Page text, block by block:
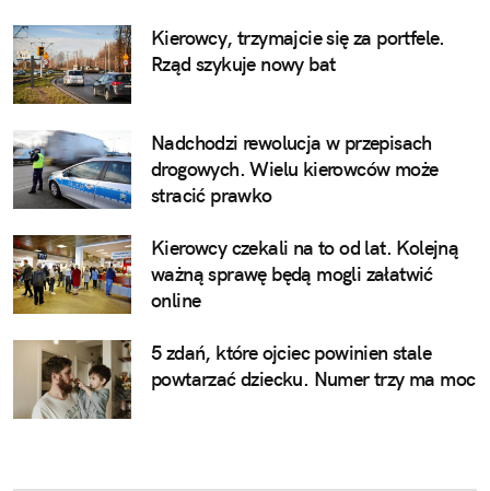
Kierowcy, trzymajcie się za portfele.
Rząd szykuje nowy bat
Nadchodzi rewolucja w przepisach
drogowych. Wielu kierowców może
stracić prawko
Kierowcy czekali na to od lat. Kolejną
ważną sprawę będą mogli załatwić
online
5 zdań, które ojciec powinien stale
powtarzać dziecku. Numer trzy ma moc